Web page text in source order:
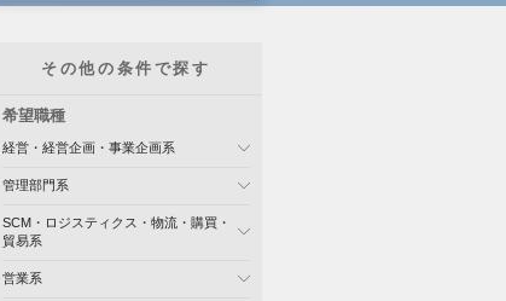
その他の条件で探す
希望職種
経営・経営企画・事業企画系
管理部門系
SCM・ロジスティクス・物流・購買・
貿易系
営業系